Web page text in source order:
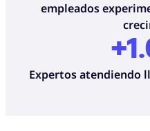
empleados
Expertos atendiendo